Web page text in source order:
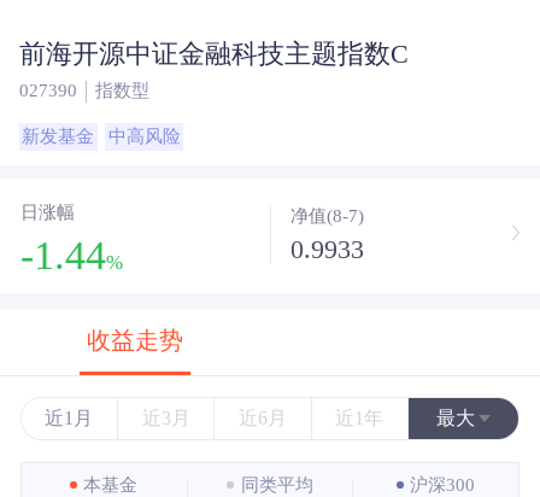
前海开源中证金融科技主题指数C
027390 指数型
新发基金 中高风险
日涨幅
-1.44%
净值(8-7)
0.9933
收益走势
近1月 近3月 近6月 近1年 最大
近3年
本基金 同类平均 沪深300